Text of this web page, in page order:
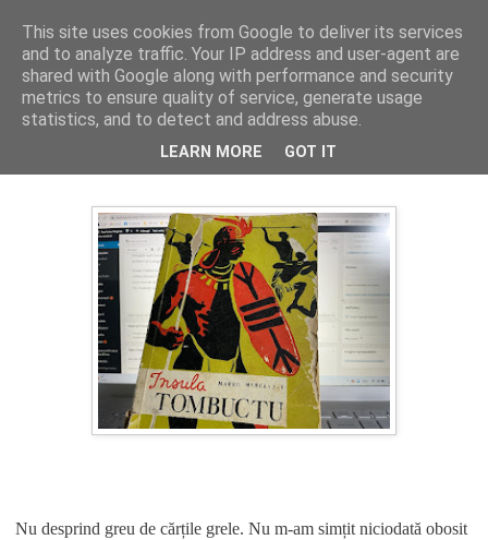
Cronici
Din când în când merge și puțină
Nu desprind greu de cărțile grele. Nu m-am simțit niciodată obosit
This site uses cookies from Google to deliver its services
and to analyze traffic. Your IP address and user-agent are
shared with Google along with performance and security
metrics to ensure quality of service, generate usage
statistics, and to detect and address abuse.
LEARN MORE GOT IT